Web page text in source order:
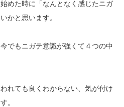
めた時に「なんとなく感じたニガ
かと思います。
でもニガテ意識が強くて４つの中
れても良くわからない、気が付け
。